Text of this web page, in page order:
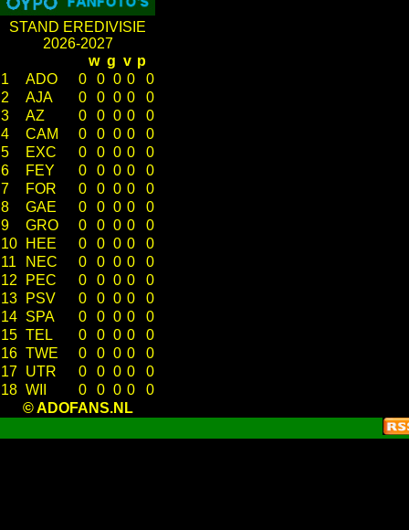
STAND EREDIVISIE
2026-2027
w g v p
1
ADO 0 0 0 0
0
2
AJA 0 0 0 0
0
3
AZ 0 0 0 0
0
4
CAM 0 0 0 0
0
5
EXC 0 0 0 0
0
6
FEY 0 0 0 0
0
7
FOR 0 0 0 0
0
8
GAE 0 0 0 0
0
9
GRO 0 0 0 0
0
10
HEE 0 0 0 0
0
11
NEC 0 0 0 0
0
12
PEC 0 0 0 0
0
13
PSV 0 0 0 0
0
14 SPA 0 0 0 0
0
15 TEL 0 0 0 0
0
16 TWE 0 0 0 0
0
17 UTR 0 0 0 0
0
18 WII 0 0 0 0
0
© ADOFANS.NL